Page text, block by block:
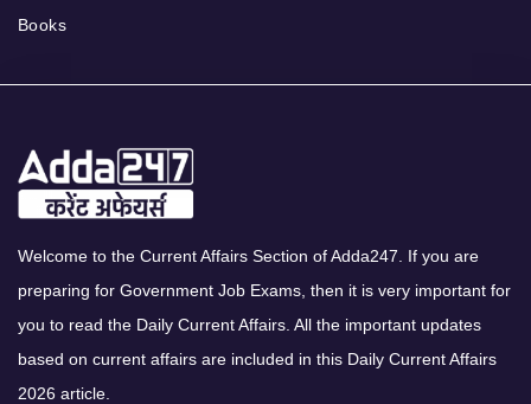
Books
Welcome to the Current Affairs Section of Adda247. If you are
preparing for Government Job Exams, then it is very important for
you to read the Daily Current Affairs. All the important updates
based on current affairs are included in this Daily Current Affairs
2026 article.